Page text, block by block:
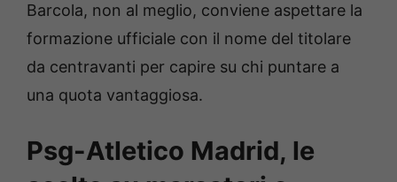
Barcola, non al meglio, conviene aspettare la
formazione ufficiale con il nome del titolare
da centravanti per capire su chi puntare a
una quota vantaggiosa.
Psg-Atletico Madrid, le